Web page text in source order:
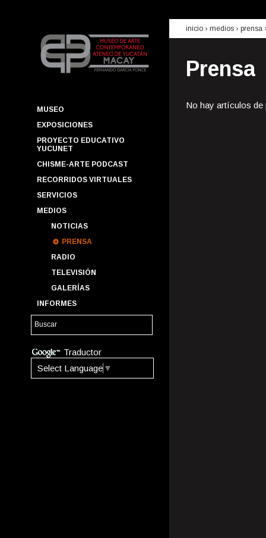
MUSEO
EXPOSICIONES
PROYECTO EDUCATIVO
YUCUNET
CHISME-ARTE PODCAST
RECORRIDOS VIRTUALES
SERVICIOS
MEDIOS
NOTICIAS
PRENSA
RADIO
TELEVISIÓN
GALERÍAS
INFORMES
Traductor
Select Language ▼
inicio › medios › prensa
Prensa
No hay artículos de